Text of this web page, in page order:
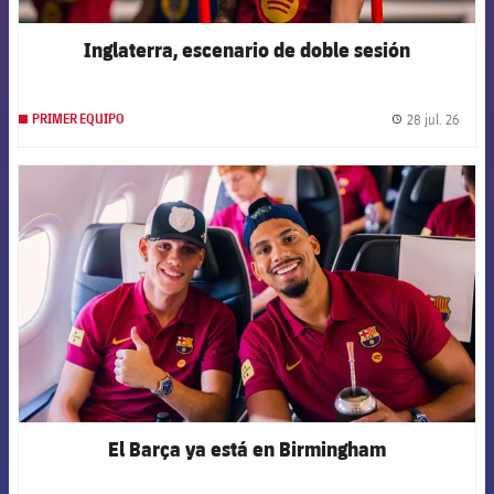
Inglaterra, escenario de doble sesión
PRIMER EQUIPO 28 jul. 26
FCB Barcelona badge
El Barça ya está en Birmingham